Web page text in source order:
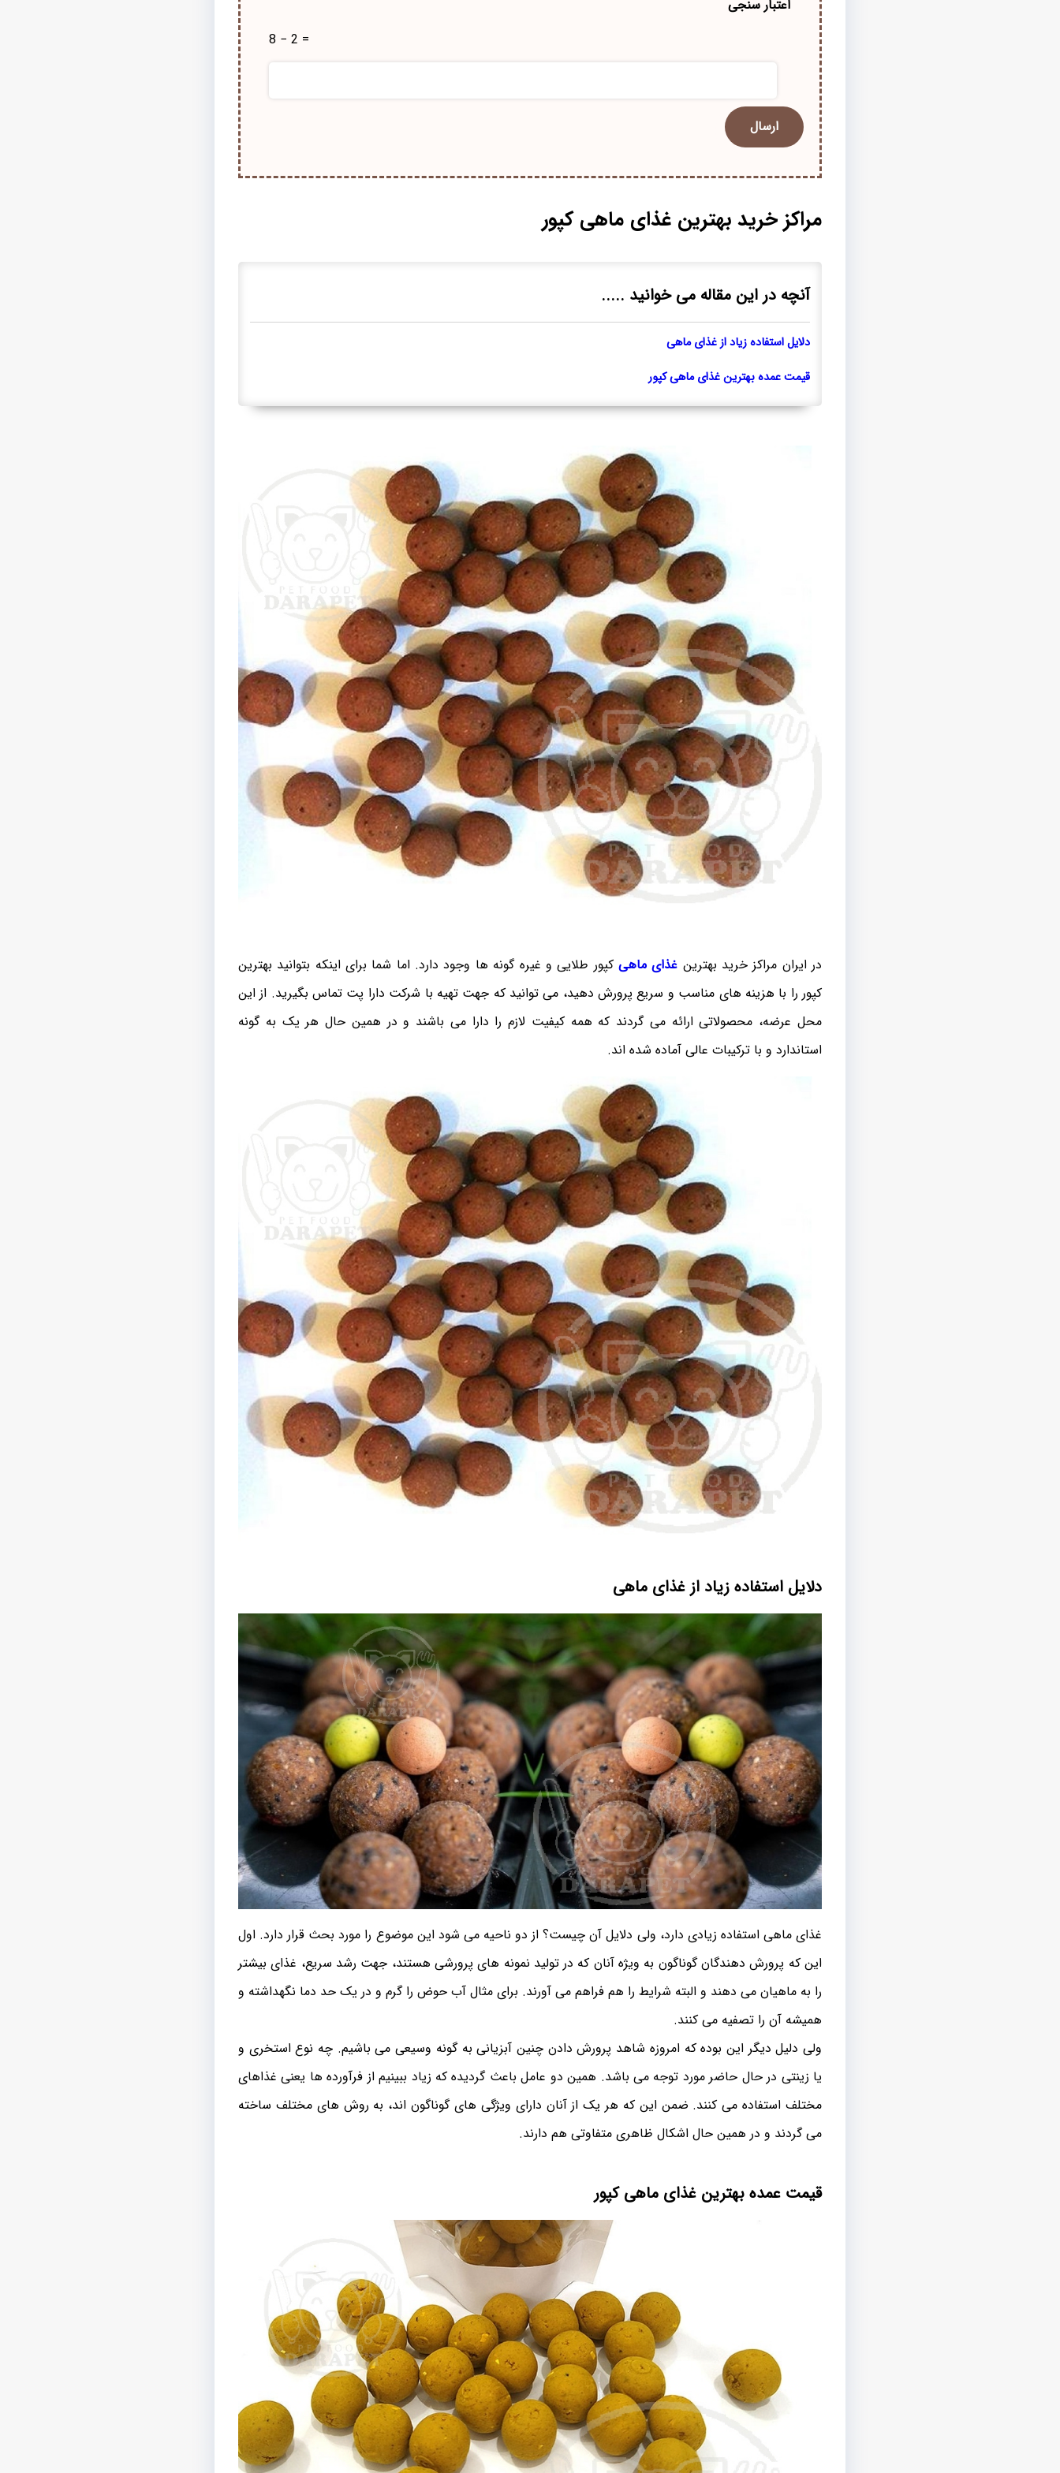
اعتبار سنجی
8 − 2 =
مراکز خرید بهترین غذای ماهی کپور
آنچه در این مقاله می خوانید .....
دلایل استفاده زیاد از غذای ماهی
قیمت عمده بهترین غذای ماهی کپور
در ایران مراکز خرید بهترین غذای ماهی کپور طلایی و غیره گونه‌ ها وجود دارد. اما شما برای اینکه بتوانید بهترین
کپور را با هزینه های مناسب و سریع پرورش دهید، می توانید که جهت تهیه با شرکت دارا پت تماس بگیرید. از این
محل عرضه، محصولاتی ارائه می گردند که همه کیفیت لازم را دارا می باشند و در همین حال هر یک به گونه
استاندارد و با ترکیبات عالی‌ آماده شده اند.
دلایل استفاده زیاد از غذای ماهی
غذای ماهی استفاده زیادی دارد، ولی دلایل آن چیست؟ از دو ناحیه می شود این موضوع را مورد بحث قرار دارد. اول
این که پرورش دهندگان گوناگون به ویژه آنان که در تولید نمونه های پرورشی هستند، جهت رشد سریع، غذای بیشتر
را به ماهیان می دهند و البته شرایط را هم فراهم می آورند. برای مثال آب حوض را گرم و در یک حد دما نگهداشته و
همیشه آن را تصفیه می کنند.
ولی دلیل دیگر این بوده که امروزه شاهد پرورش دادن چنین آبزیانی به گونه وسیعی می باشیم. چه نوع استخری و
یا زینتی در حال حاضر مورد توجه می باشد. همین دو عامل باعث گردیده که زیاد ببینیم از فرآورده ها یعنی غذاهای
مختلف استفاده می کنند. ضمن این که هر یک از آنان دارای ویژگی های گوناگون اند، به روش های مختلف ساخته
می گردند و در همین حال اشکال ظاهری متفاوتی هم دارند.
قیمت عمده بهترین غذای ماهی کپور